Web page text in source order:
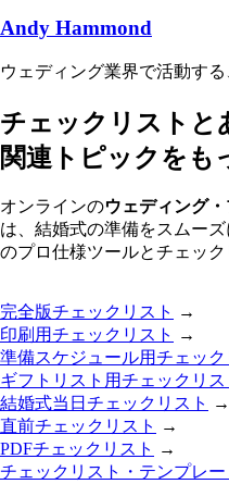
Andy Hammond
ウェディング業界で活動す
チェックリストと
関連トピックをも
オンラインのウェディング
は、結婚式の準備をスムー
のプロ仕様ツールとチェック
完全版チェックリスト
→
印刷用チェックリスト
→
準備スケジュール用チェック
ギフトリスト用チェックリス
結婚式当日チェックリスト
→
直前チェックリスト
→
PDFチェックリスト
→
チェックリスト・テンプレー